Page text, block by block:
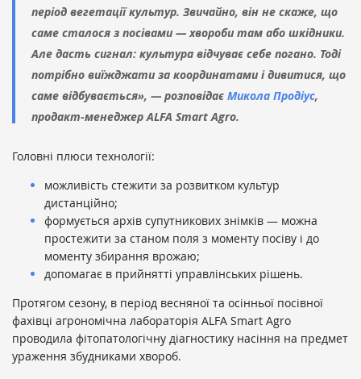
період вегетації культур. Звичайно, він не скаже, що
саме сталося з посівами — хвороби там або шкідники.
Але дасть сигнал: культура відчуває себе погано. Тоді
потрібно виїжджати за координатами і дивитися, що
саме відбувається», — розповідає Микола Продіус,
продакт-менеджер ALFA Smart Agro.
Головні плюси технології:
можливість стежити за розвитком культур
дистанційно;
формується архів супутникових знімків — можна
простежити за станом поля з моменту посіву і до
моменту збирання врожаю;
допомагає в прийнятті управлінських рішень.
Протягом сезону, в період весняної та осінньої посівної
фахівці агрономічна лабораторія ALFA Smart Agro
проводила фітопатологічну діагностику насіння на предмет
ураження збудниками хвороб.